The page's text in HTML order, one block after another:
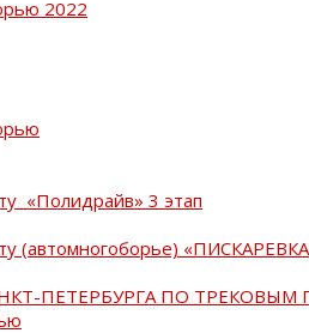
2022
«Полидрайв» 3 этап
(автомногоборье)
ПЕТЕРБУРГА ПО ТРЕКОВЫМ